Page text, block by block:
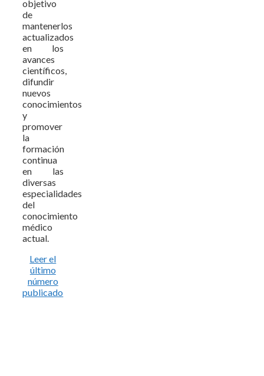
objetivo
de
mantenerlos
actualizados
en los
avances
científicos,
difundir
nuevos
conocimientos
y
promover
la
formación
continua
en las
diversas
especialidades
del
conocimiento
médico
actual.
Leer el
último
número
publicado